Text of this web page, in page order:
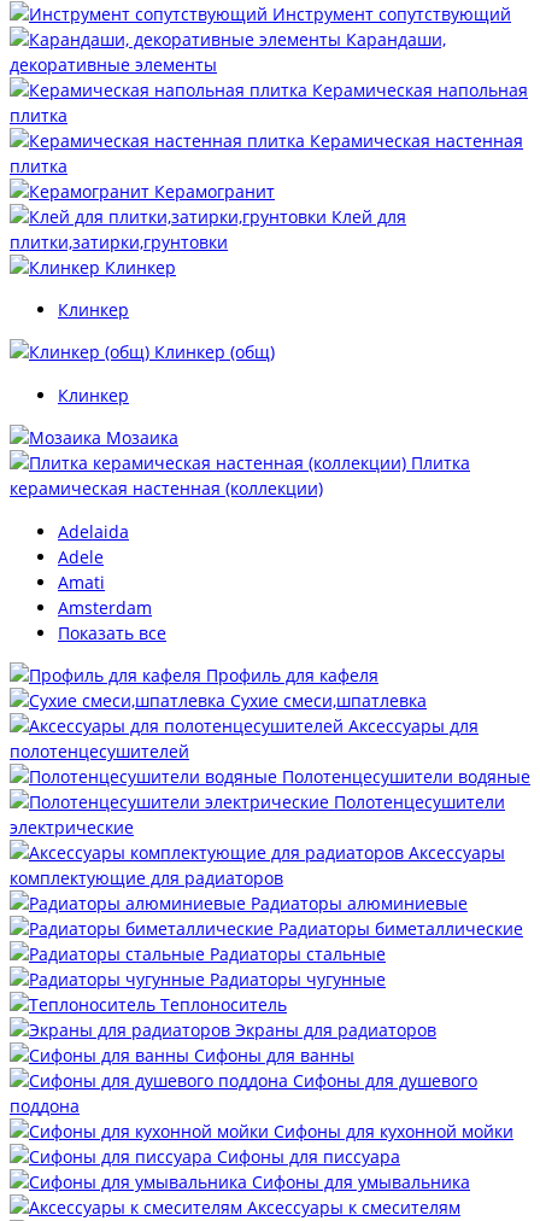
Инструмент сопутствующий
Карандаши,
декоративные элементы
Керамическая напольная
плитка
Керамическая настенная
плитка
Керамогранит
Клей для
плитки,затирки,грунтовки
Клинкер
Клинкер
Клинкер (общ)
Клинкер
Мозаика
Плитка
керамическая настенная (коллекции)
Adelaida
Adele
Amati
Amsterdam
Показать все
Профиль для кафеля
Сухие смеси,шпатлевка
Аксессуары для
полотенцесушителей
Полотенцесушители водяные
Полотенцесушители
электрические
Аксессуары
комплектующие для радиаторов
Радиаторы алюминиевые
Радиаторы биметаллические
Радиаторы стальные
Радиаторы чугунные
Теплоноситель
Экраны для радиаторов
Сифоны для ванны
Сифоны для душевого
поддона
Сифоны для кухонной мойки
Сифоны для писсуара
Сифоны для умывальника
Аксессуары к смесителям